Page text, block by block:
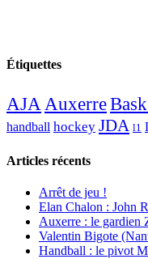
Étiquettes
AJAAuxerre
handball hockey JDA l1
Articles récents
Arrêt de jeu !
Elan Chalon : John
Auxerre : le gardien
Valentin Bigote
Handball : le pivot